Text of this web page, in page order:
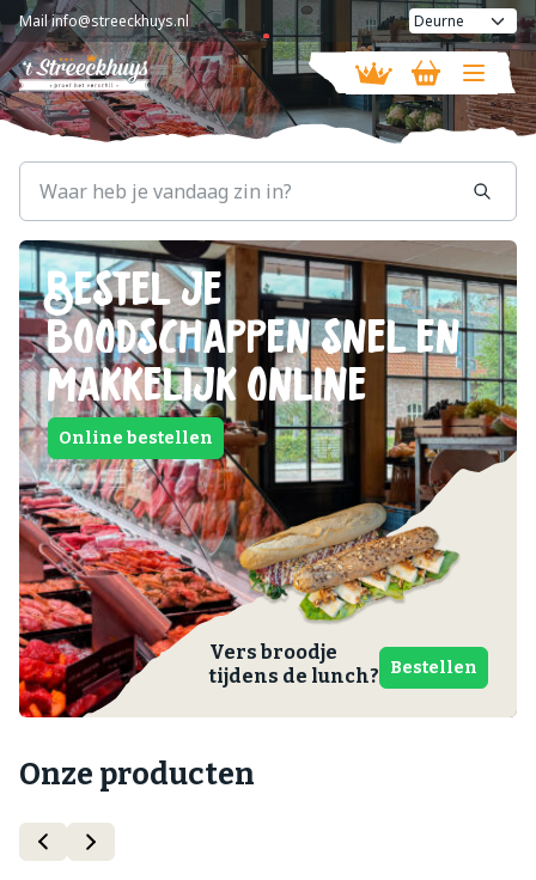
Mailinfo@streeckhuys.nl
Vandaag geopend van08:30 - 16:00
Bestel je
boodschappen snel en
makkelijk online
Online bestellen
Vers broodje
tijdens de lunch?
Bestellen
Onze producten